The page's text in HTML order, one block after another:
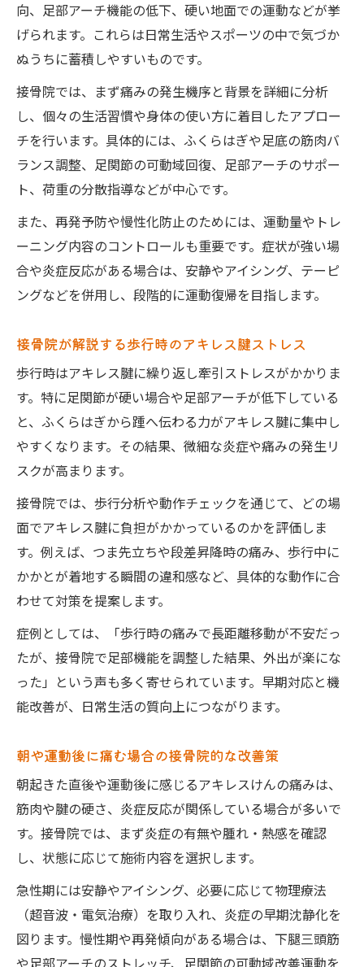
点
腱の負担を減らす足関節・筋肉の柔軟性アップ
法
接骨院が教えるアキレスけんの柔軟性向上
法
足関節の可動域を広げる接骨院の実践ポイ
ント
下腿三頭筋の柔軟性アップを接骨院でサポ
ート
接骨院が注目する足部アーチとアキレス腱
の関係
筋肉の硬さを解消する接骨院流ストレッチ
放置せず改善へ導く接骨院の役割と電気治療の
可能性
接骨院で早期対応が重要な理由とその役割
アキレス腱炎は電気治療で治せますか？の
疑問に接骨院が回答
点
腱の慢性化を防ぐための接骨院的サポート
方法
接骨院での治療判断基準とセルフケアの連
携
再発を防ぐために知っておきたい日常の注意点
接骨院が伝えるアキレスけん痛再発予防の
心得
アキレス腱炎になったら何をしたらだめで
すか？を接骨院が解説
バイス
接骨院の視点で無理な運動を控えるポイン
ト
向、足部アーチ機能の低下、硬い地面での運動などが挙
げられます。これらは日常生活やスポーツの中で気づか
ぬうちに蓄積しやすいものです。
接骨院では、まず痛みの発生機序と背景を詳細に分析
し、個々の生活習慣や身体の使い方に着目したアプロー
チを行います。具体的には、ふくらはぎや足底の筋肉バ
ランス調整、足関節の可動域回復、足部アーチのサポー
ト、荷重の分散指導などが中心です。
また、再発予防や慢性化防止のためには、運動量やトレ
ーニング内容のコントロールも重要です。症状が強い場
合や炎症反応がある場合は、安静やアイシング、テーピ
ングなどを併用し、段階的に運動復帰を目指します。
接骨院が解説する歩行時のアキレス腱ストレス
歩行時はアキレス腱に繰り返し牽引ストレスがかかりま
す。特に足関節が硬い場合や足部アーチが低下している
と、ふくらはぎから踵へ伝わる力がアキレス腱に集中し
やすくなります。その結果、微細な炎症や痛みの発生リ
スクが高まります。
接骨院では、歩行分析や動作チェックを通じて、どの場
面でアキレス腱に負担がかかっているのかを評価しま
す。例えば、つま先立ちや段差昇降時の痛み、歩行中に
かかとが着地する瞬間の違和感など、具体的な動作に合
わせて対策を提案します。
症例としては、「歩行時の痛みで長距離移動が不安だっ
たが、接骨院で足部機能を調整した結果、外出が楽にな
った」という声も多く寄せられています。早期対応と機
能改善が、日常生活の質向上につながります。
朝や運動後に痛む場合の接骨院的な改善策
朝起きた直後や運動後に感じるアキレスけんの痛みは、
筋肉や腱の硬さ、炎症反応が関係している場合が多いで
す。接骨院では、まず炎症の有無や腫れ・熱感を確認
し、状態に応じて施術内容を選択します。
急性期には安静やアイシング、必要に応じて物理療法
（超音波・電気治療）を取り入れ、炎症の早期沈静化を
図ります。慢性期や再発傾向がある場合は、下腿三頭筋